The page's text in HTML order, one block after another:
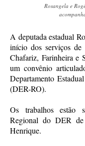
Rosangela e
A deputada estadual
início dos serviços de
Chafariz, Farinheira e
um convênio
Departamento
(DER-RO).
Os trabalhos estão
Regional do DER
Henrique.